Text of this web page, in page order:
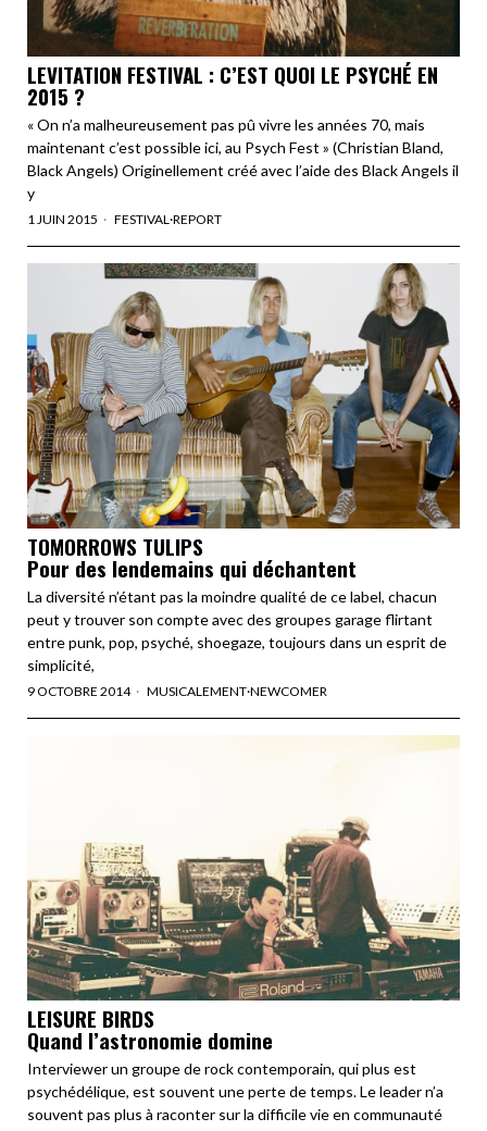
LEVITATION FESTIVAL : C’EST QUOI LE PSYCHÉ EN
2015 ?
« On n’a malheureusement pas pû vivre les années 70, mais
maintenant c’est possible ici, au Psych Fest » (Christian Bland,
Black Angels) Originellement créé avec l’aide des Black Angels il
y
1 JUIN 2015 FESTIVAL ·REPORT
TOMORROWS TULIPS
Pour des lendemains qui déchantent
La diversité n’étant pas la moindre qualité de ce label, chacun
peut y trouver son compte avec des groupes garage flirtant
entre punk, pop, psyché, shoegaze, toujours dans un esprit de
simplicité,
9 OCTOBRE 2014 MUSICALEMENT·NEWCOMER
LEISURE BIRDS
Quand l’astronomie domine
Interviewer un groupe de rock contemporain, qui plus est
psychédélique, est souvent une perte de temps. Le leader n’a
souvent pas plus à raconter sur la difficile vie en communauté